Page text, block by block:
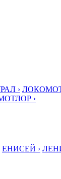
›
›
ЕНИСЕЙ ›